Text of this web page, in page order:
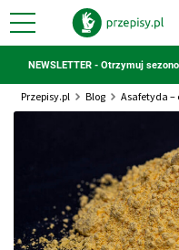
NEWSLETTER - Otrzymuj
Przepisy.pl Blog Asafetyda –